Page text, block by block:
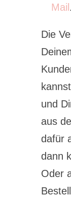
Mail .
Die
und
aus
dafür
dann
Oder